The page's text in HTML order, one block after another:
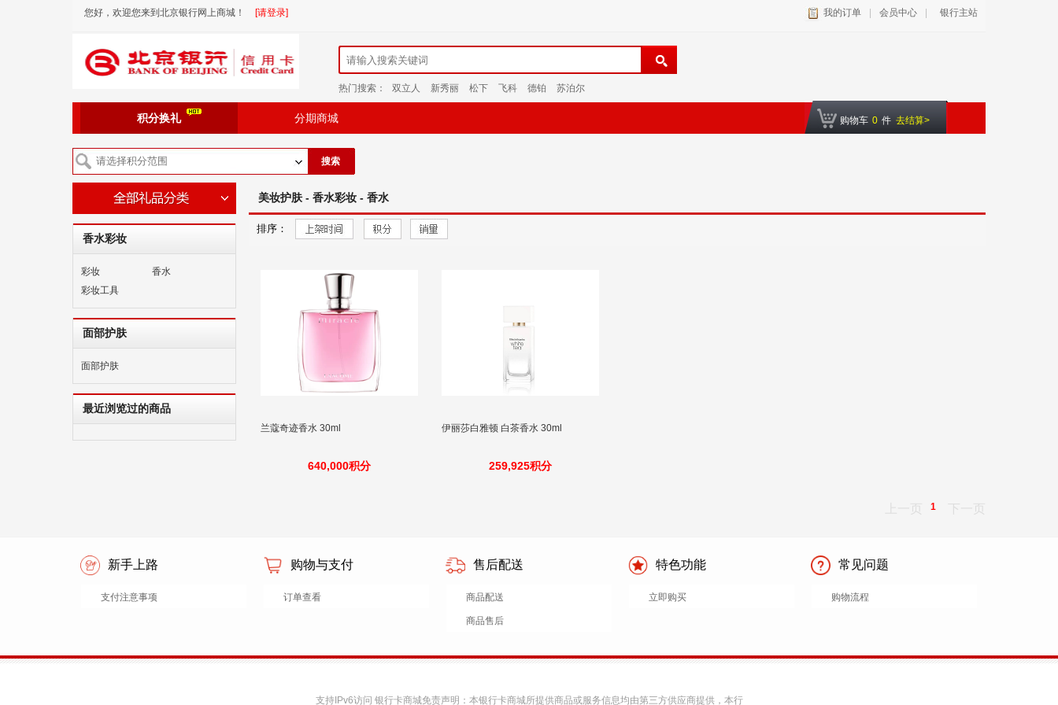
您好，欢迎您来到北京银行网上商城！ [请登录] 我的订单 会员中心 银行主站
热门搜索： 双立人 新秀丽 松下 飞科 德铂 苏泊尔
积分换礼 分期商城 购物车 0 件 去结算>
搜索
香水彩妆
彩妆
香水
彩妆工具
面部护肤
面部护肤
最近浏览过的商品
美妆护肤 - 香水彩妆 - 香水
排序：
兰蔻奇迹香水 30ml
640,000积分
伊丽莎白雅顿 白茶香水 30ml
259,925积分
上一页 1 下一页
新手上路
支付注意事项
购物与支付
订单查看
售后配送
商品配送
商品售后
特色功能
立即购买
常见问题
购物流程
支持IPv6访问 银行卡商城免责声明：本银行卡商城所提供商品或服务信息均由第三方供应商提供，本行